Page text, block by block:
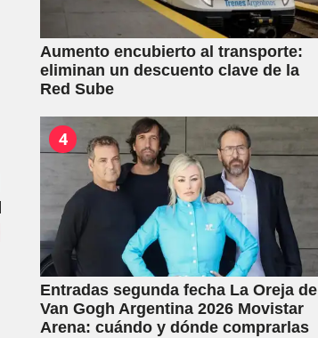
Aumento encubierto al transporte:
eliminan un descuento clave de la
Red Sube
4
Entradas segunda fecha La Oreja de
Van Gogh Argentina 2026 Movistar
Arena: cuándo y dónde comprarlas